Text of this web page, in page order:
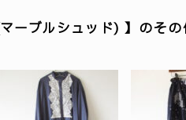
ーブルシュッド) 】のそ